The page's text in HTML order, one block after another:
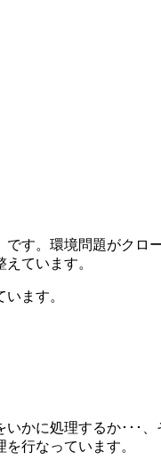
す。環境問題がクロ
ています。
ます。
かに処理するか･･･、
行なっています。